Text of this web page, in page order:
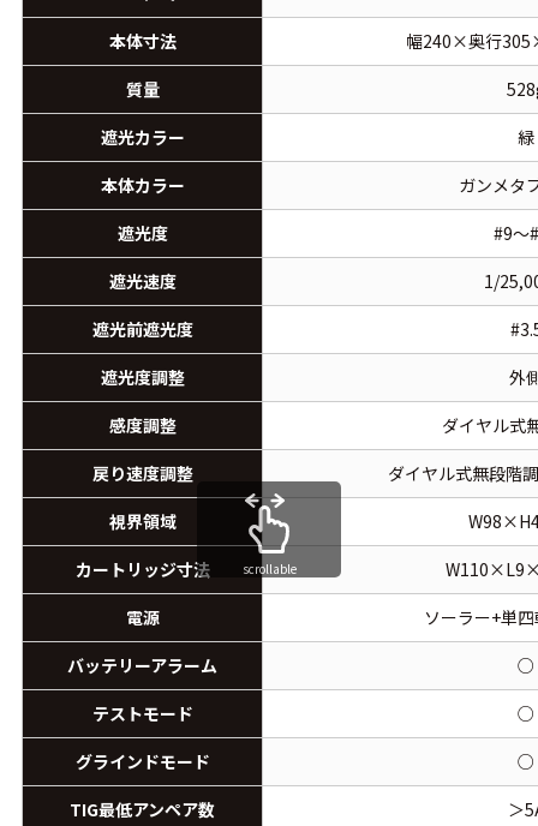
本体寸法
幅240×奥行
質量
遮光カラー
緑
本体カラー
ガンメタ
遮光度
#9～
遮光速度
1/
遮光前遮光度
遮光度調整
外
感度調整
ダイヤル式
戻り速度調整
ダイヤル式無段階
視界領域
カートリッジ寸法
電源
ソーラー+単
バッテリーアラーム
○
テストモード
○
グラインドモード
○
TIG最低アンペア数
＞
scrollable